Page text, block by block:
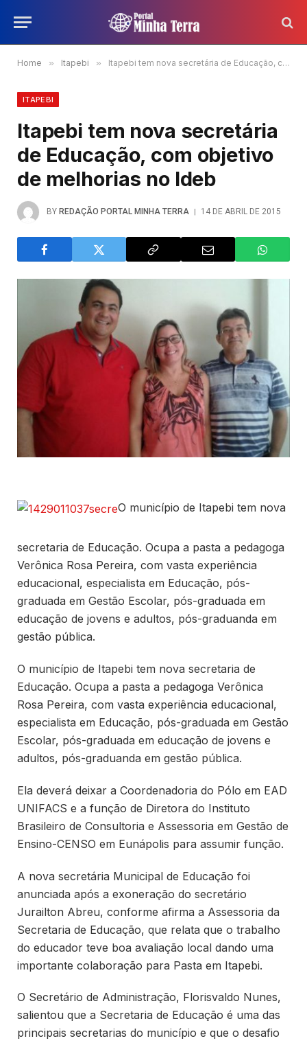
Home » Itapebi » Itapebi tem nova secretária de Educação, com objetivo de melhorias no Ideb
ITAPEBI
Itapebi tem nova secretária
de Educação, com objetivo
de melhorias no Ideb
BY REDAÇÃO PORTAL MINHA TERRA 14 DE ABRIL DE 2015
O município de Itapebi tem nova
secretaria de Educação. Ocupa a pasta a pedagoga
Verônica Rosa Pereira, com vasta experiência
educacional, especialista em Educação, pós-
graduada em Gestão Escolar, pós-graduada em
educação de jovens e adultos, pós-graduanda em
gestão pública.
O município de Itapebi tem nova secretaria de
Educação. Ocupa a pasta a pedagoga Verônica
Rosa Pereira, com vasta experiência educacional,
especialista em Educação, pós-graduada em Gestão
Escolar, pós-graduada em educação de jovens e
adultos, pós-graduanda em gestão pública.
Ela deverá deixar a Coordenadoria do Pólo em EAD
UNIFACS e a função de Diretora do Instituto
Brasileiro de Consultoria e Assessoria em Gestão de
Ensino-CENSO em Eunápolis para assumir função.
A nova secretária Municipal de Educação foi
anunciada após a exoneração do secretário
Jurailton Abreu, conforme afirma a Assessoria da
Secretaria de Educação, que relata que o trabalho
do educador teve boa avaliação local dando uma
importante colaboração para Pasta em Itapebi.
O Secretário de Administração, Florisvaldo Nunes,
salientou que a Secretaria de Educação é uma das
principais secretarias do município e que o desafio